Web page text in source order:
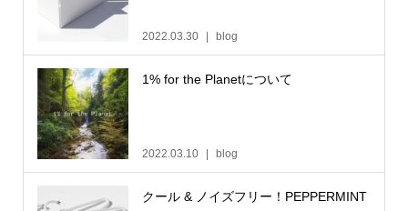
2022.03.30 blog
1% for the Planetについて
2022.03.10 blog
クール & ノイズフリー！PEPPERMINT